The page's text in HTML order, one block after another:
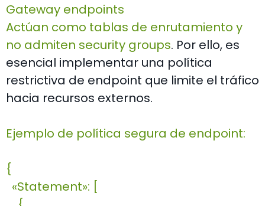
Gateway endpoints
Actúan como tablas de enrutamiento y
no admiten security groups. Por ello, es
esencial implementar una política
restrictiva de endpoint que limite el tráfico
hacia recursos externos.
Ejemplo de política segura de endpoint:
{
«Statement»: [